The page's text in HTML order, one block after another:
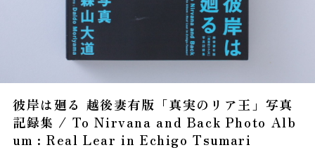
彼岸は廻る 越後妻有版「真実のリア王」写真
記録集 / To Nirvana and Back Photo Alb
um : Real Lear in Echigo Tsumari